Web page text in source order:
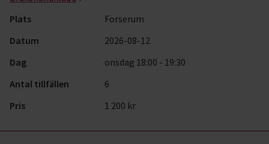
Plats
Forserum
Datum
2026-08-12
Dag
onsdag 18:00 - 19:30
Antal tillfällen
6
Pris
1 200 kr